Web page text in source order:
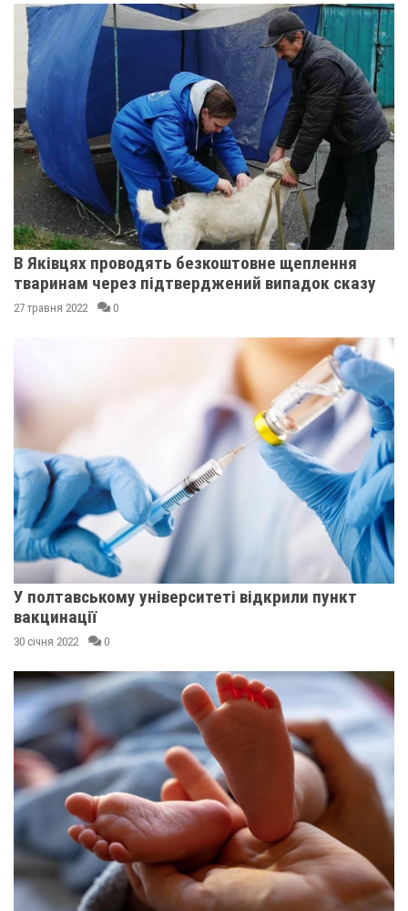
В Яківцях проводять безкоштовне щеплення
тваринам через підтверджений випадок сказу
27 травня 2022 0
У полтавському університеті відкрили пункт
вакцинації
30 січня 2022 0